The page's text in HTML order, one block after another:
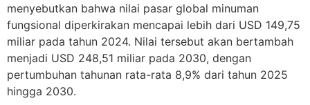
menyebutkan bahwa nilai pasar global minuman
fungsional diperkirakan mencapai lebih dari USD 149,75
miliar pada tahun 2024. Nilai tersebut akan bertambah
menjadi USD 248,51 miliar pada 2030, dengan
pertumbuhan tahunan rata-rata 8,9% dari tahun 2025
hingga 2030.